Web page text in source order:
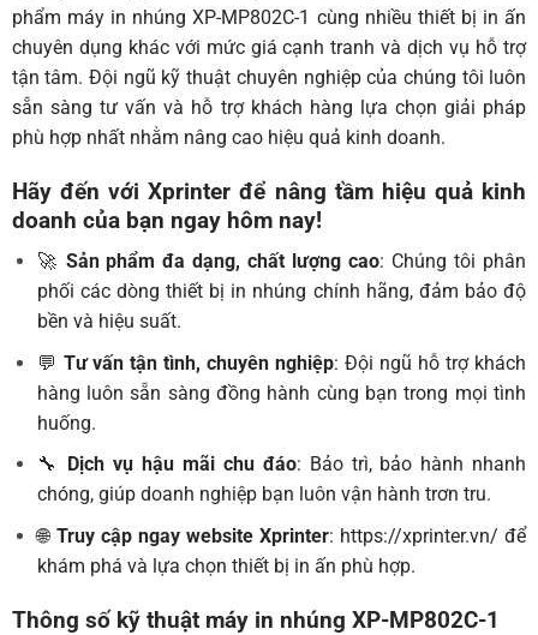
phẩm máy in nhúng XP-MP802C-1 cùng nhiều thiết bị in ấn
chuyên dụng khác với mức giá cạnh tranh và dịch vụ hỗ trợ
tận tâm. Đội ngũ kỹ thuật chuyên nghiệp của chúng tôi luôn
sẵn sàng tư vấn và hỗ trợ khách hàng lựa chọn giải pháp
phù hợp nhất nhằm nâng cao hiệu quả kinh doanh.
Hãy đến với Xprinter để nâng tầm hiệu quả kinh
doanh của bạn ngay hôm nay!
🚀 Sản phẩm đa dạng, chất lượng cao: Chúng tôi phân
phối các dòng thiết bị in nhúng chính hãng, đảm bảo độ
bền và hiệu suất.
💬 Tư vấn tận tình, chuyên nghiệp: Đội ngũ hỗ trợ khách
hàng luôn sẵn sàng đồng hành cùng bạn trong mọi tình
huống.
🔧
Dịch vụ hậu mãi chu đáo: Bảo trì, bảo hành nhanh
chóng, giúp doanh nghiệp bạn luôn vận hành trơn tru.
🌐 Truy cập ngay website Xprinter: https://xprinter.vn/ để
khám phá và lựa chọn thiết bị in ấn phù hợp.
Thông số kỹ thuật máy in nhúng XP-MP802C-1